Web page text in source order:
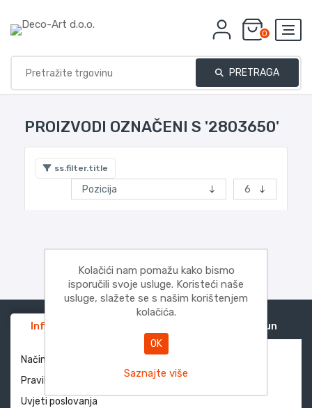
0
PRETRAGA
PROIZVODI OZNAČENI S '2803650'
ss.filter.title
Informacije Moj račun
Način dostave i povrati
Pravila privatnosti
Uvjeti poslovanja
Kolačići nam pomažu kako bismo
isporučili svoje usluge. Koristeći naše
usluge, slažete se s našim korištenjem
kolačića.
OK
Saznajte više